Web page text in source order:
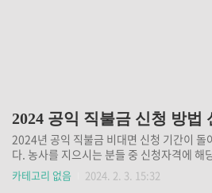
2024년 공익 직불금 비대면 신청 기간이 돌
다. 농사를 지으시는 분들 중 신청자격에 해
들은 어서 빨리 서두르셔서 공익 직불금을 수
기 바랍니다. 올해 부터는 직불금 최저 금액
카테고리 없음 2024. 2. 3. 15:32